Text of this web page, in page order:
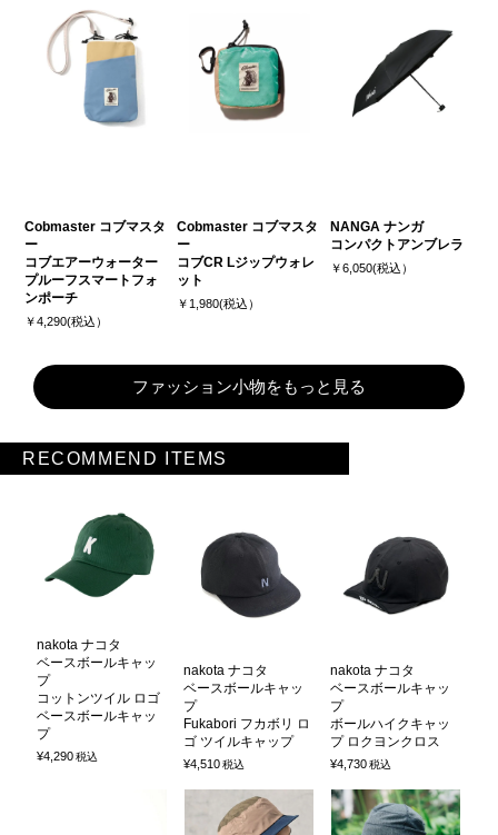
Cobmaster コブマスタ
ー
コブエアーウォーター
プルーフスマートフォ
ンポーチ
￥4,290(税込）
Cobmaster コブマスタ
ー
コブCR Lジップウォレ
ット
￥1,980(税込）
NANGA ナンガ
コンパクトアンブレラ
￥6,050(税込）
ファッション小物をもっと見る
RECOMMEND ITEMS
nakota ナコタ
ベースボールキャッ
プ
コットンツイル ロゴ
ベースボールキャッ
プ
¥4,290税込
nakota ナコタ
ベースボールキャッ
プ
Fukabori フカボリ ロ
ゴ ツイルキャップ
¥4,510税込
nakota ナコタ
ベースボールキャッ
プ
ボールハイクキャッ
プ ロクヨンクロス
¥4,730税込